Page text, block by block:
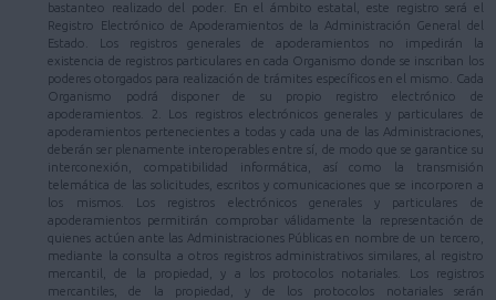
bastanteo realizado del poder. En el ámbito estatal, este registro será el
Registro Electrónico de Apoderamientos de la Administración General del
Estado. Los registros generales de apoderamientos no impedirán la
existencia de registros particulares en cada Organismo donde se inscriban los
poderes otorgados para realización de trámites específicos en el mismo. Cada
Organismo podrá disponer de su propio registro electrónico de
apoderamientos. 2. Los registros electrónicos generales y particulares de
apoderamientos pertenecientes a todas y cada una de las Administraciones,
deberán ser plenamente interoperables entre sí, de modo que se garantice su
interconexión, compatibilidad informática, así como la transmisión
telemática de las solicitudes, escritos y comunicaciones que se incorporen a
los mismos. Los registros electrónicos generales y particulares de
apoderamientos permitirán comprobar válidamente la representación de
quienes actúen ante las Administraciones Públicas en nombre de un tercero,
mediante la consulta a otros registros administrativos similares, al registro
mercantil, de la propiedad, y a los protocolos notariales. Los registros
mercantiles, de la propiedad, y de los protocolos notariales serán